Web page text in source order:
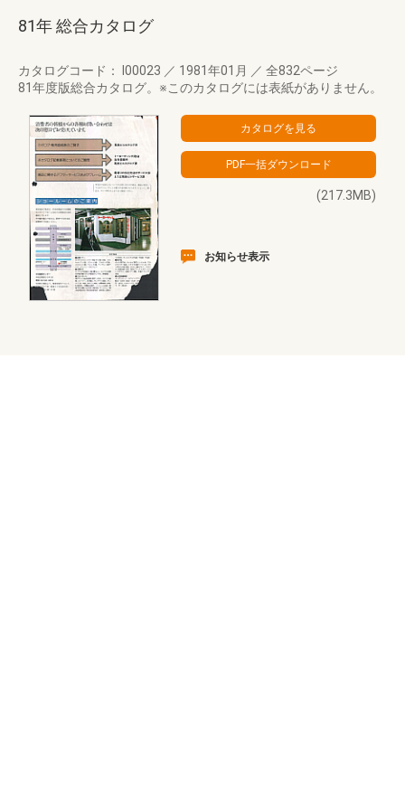
81年 総合カタログ
カタログコード： I00023 ／ 1981年01月 ／ 全832ページ
81年度版総合カタログ。※このカタログには表紙がありません。
(217.3MB)
お知らせ表示